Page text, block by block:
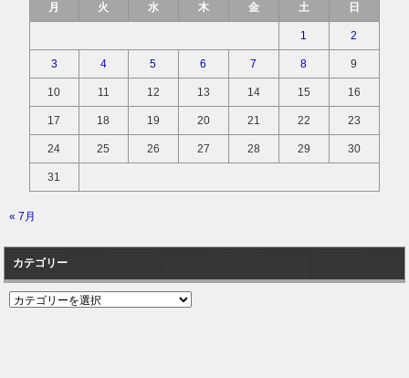
月
火 水 木 金 土 日
1 2
3 4 5 6 7 8 9
10 11 12 13 14 15 16
17 18 19 20 21 22 23
24 25 26 27 28 29 30
31
« 7月
カテゴリー
カ